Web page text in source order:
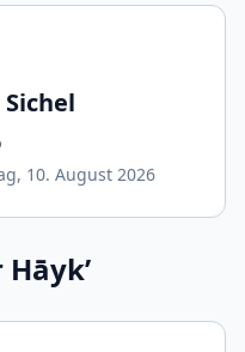
10. August 2026